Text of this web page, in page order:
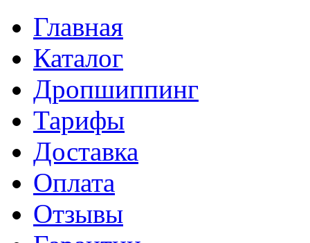
Главная
Каталог
Дропшиппинг
Тарифы
Доставка
Оплата
Отзывы